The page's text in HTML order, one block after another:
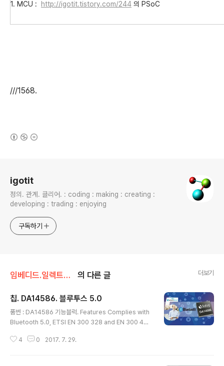
1. MCU : http://igotit.tistory.com/244 의 PSoC
///1568.
igotit
정의. 관계. 클리어. : coding : making : creating :
developing : trading : enjoying
구독하기
임베디드.일렉트로닉스 의 다른 글 더보기
칩. DA14586. 블루투스 5.0
품번 : DA14586 기능블럭. Features Complies with
Bluetooth 5.0, ETSI EN 300 328 and EN 300 440
RIB STD-T66 (Japan)Supports up to 8 Bluetoot
4 0 2017. 7. 29.